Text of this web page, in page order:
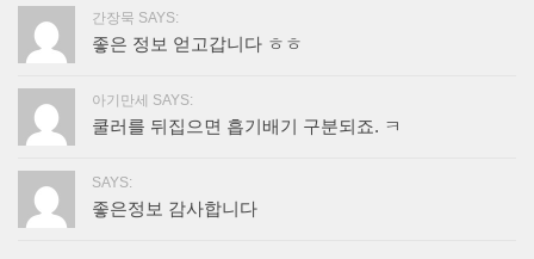
간장묵 SAYS:
좋은 정보 얻고갑니다 ㅎㅎ
아기만세 SAYS:
쿨러를 뒤집으면 흡기배기 구분되죠. ㅋ
SAYS:
좋은정보 감사합니다